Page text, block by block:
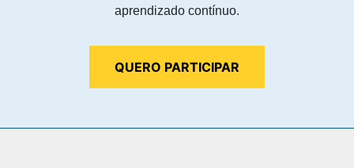
aprendizado contínuo.
QUERO PARTICIPAR